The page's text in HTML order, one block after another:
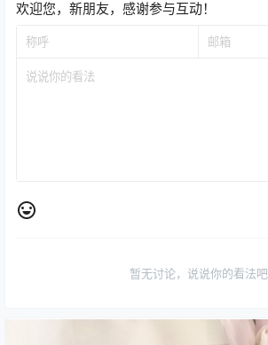
欢迎您，新朋友，感谢参与互动！
暂无讨论，说说你的看法吧